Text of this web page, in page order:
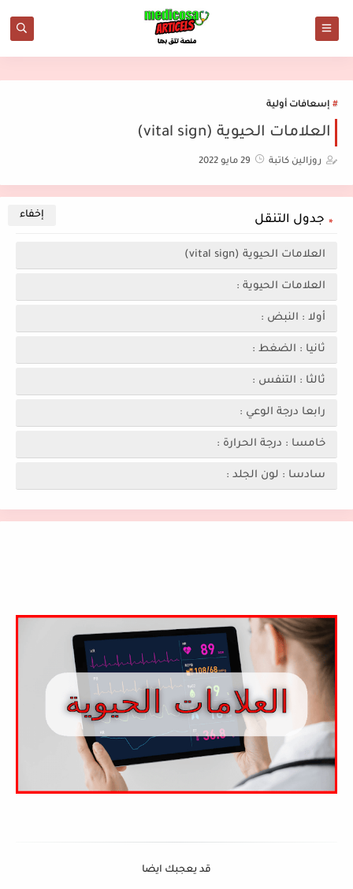
إسعافات أولية
العلامات الحيوية (vital sign)
روزالين كاتبة 29 مايو 2022
جدول التنقل
العلامات الحيوية (vital sign)
العلامات الحيوية :
أولا : النبض :
ثانيا : الضغط :
ثالثا : التنفس :
رابعا درجة الوعي :
خامسا : درجة الحرارة :
سادسا : لون الجلد :
قد يعجبك ايضا